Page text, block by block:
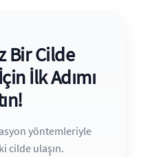
Bir Cilde
İlk Adımı
yöntemleriyle
cilde ulaşın.